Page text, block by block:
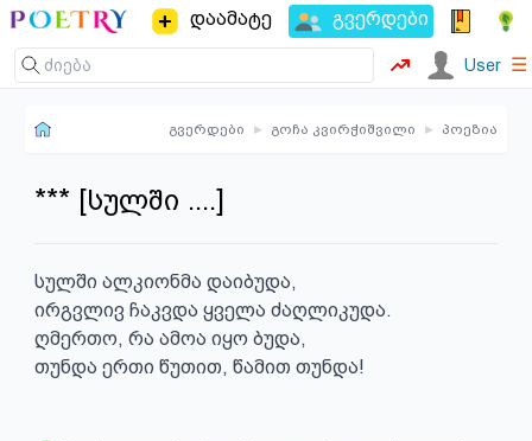
დაამატე გვერდები
User ☰
გვერდები ▸ გოჩა კვირჭიშვილი ▸ პოეზია
*** [სულში ....]
სულში ალკიონმა დაიბუდა,
ირგვლივ ჩაკვდა ყველა ძაღლიკუდა.
ღმერთო, რა ამოა იყო ბუდა,
თუნდა ერთი წუთით, წამით თუნდა!